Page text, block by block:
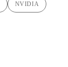
NVIDIA